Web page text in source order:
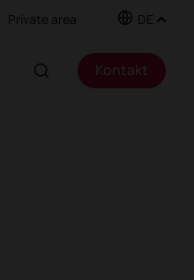
Private area DE
Kontakt